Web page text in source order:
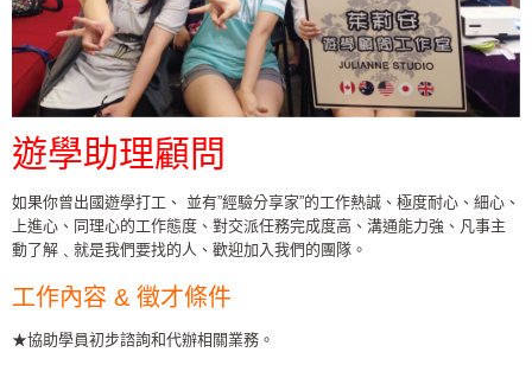
遊學助理顧問
如果你曾出國遊學打工、 並有”經驗分享家”的工作熱誠、極度耐心、細心、
上進心、同理心的工作態度、對交派任務完成度高、溝通能力強、凡事主
動了解﹑就是我們要找的人、歡迎加入我們的團隊。
工作內容 & 徵才條件
★協助學員初步諮詢和代辦相關業務。